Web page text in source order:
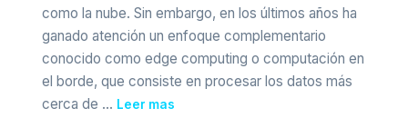
como la nube. Sin embargo, en los últimos años ha
ganado atención un enfoque complementario
conocido como edge computing o computación en
el borde, que consiste en procesar los datos más
cerca de … Leer mas